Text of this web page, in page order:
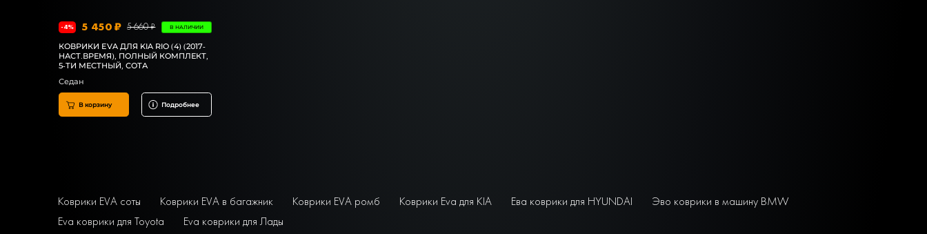
-4% 5 450 ₽ 5 660 ₽ В НАЛИЧИИ
КОВРИКИ EVA ДЛЯ KIA RIO (4) (2017-
НАСТ.ВРЕМЯ), ПОЛНЫЙ КОМПЛЕКТ,
5-ТИ МЕСТНЫЙ, СОТА
Седан
В корзину Подробнее
Коврики EVA соты Коврики EVA в багажник Коврики EVA ромб Коврики Eva для KIA Ева коврики для HYUNDAI
Эво коврики в машину BMW
Eva коврики для Toyota
Eva коврики для Лады